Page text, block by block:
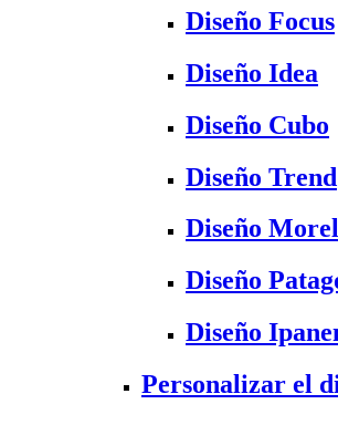
Diseño Focus
Diseño Idea
Diseño Cubo
Diseño Trend
Diseño
Diseño
Diseño
Personalizar el